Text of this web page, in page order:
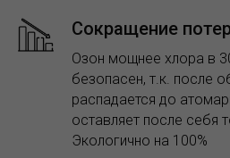
Сокращение
Озон мощнее хлора в
безопасен, т.к. после
распадается до
оставляет после себя
Экологично на 100%